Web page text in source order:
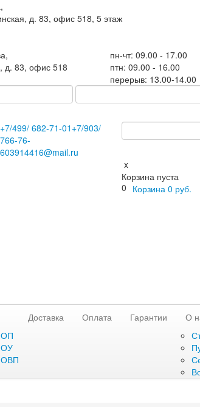
д. 83, офис 518, 5 этаж
,
д. 83, офис 518
пн-чт: 09.00 - 17.00
птн: 09.00 - 16.00
перерыв: 13.00-14.00
+7/499/ 682-71-01 +7/903/
766-76-
603914416@mail.ru
x
Корзина пуста
0 Корзина 0 руб.
ОП
ОУ
ОВП
Доставка Оплата Гарантии
О